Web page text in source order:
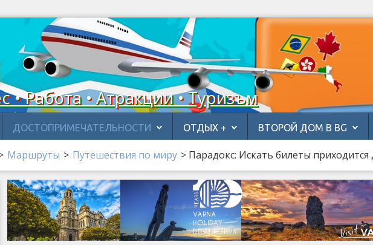
• Работа • Атракции • Туризъм
ДОСТОПРИМЕЧАТЕЛЬНОСТИ ОТДЫХ + ВТОРОЙ ДОМ В BG
Маршруты > Путешествия по миру > Парадокс: Искать билеты